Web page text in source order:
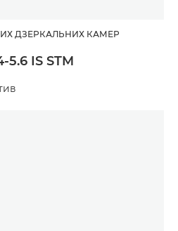
ДЗЕРКАЛЬНИХ КАМЕР
5.6 IS STM